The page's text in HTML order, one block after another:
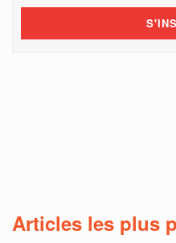
Articles les plus